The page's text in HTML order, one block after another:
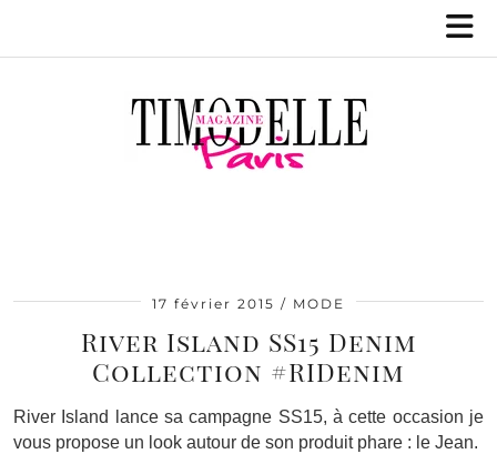
17 février 2015 MODE
River Island SS15 Denim
Collection #RIDenim
River Island lance sa campagne SS15, à cette occasion je
vous propose un look autour de son produit phare : le Jean.